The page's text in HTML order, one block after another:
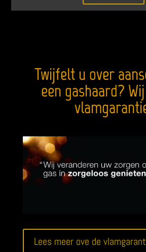
Twijfelt u over
een gashaard?
Lees meer ove de